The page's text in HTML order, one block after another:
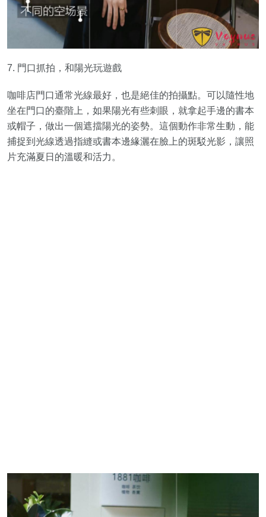
7. 門口抓拍，和陽光玩遊戲
咖啡店門口通常光線最好，也是絕佳的拍攝點。可以隨性地
坐在門口的臺階上，如果陽光有些刺眼，就拿起手邊的書本
或帽子，做出一個遮擋陽光的姿勢。這個動作非常生動，能
捕捉到光線透過指縫或書本邊緣灑在臉上的斑駁光影，讓照
片充滿夏日的溫暖和活力。